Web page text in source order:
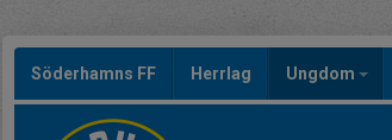
Söderhamns FF Herrlag Ungdom